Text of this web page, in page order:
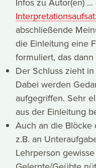
abschließende
die Einleitung eine
formuliert, das
Der Schluss zieht
Dabei werden
aufgegriffen. Sehr
aus der Einleitung
Auch an die Blöcke
z.B. an
Lehrperson